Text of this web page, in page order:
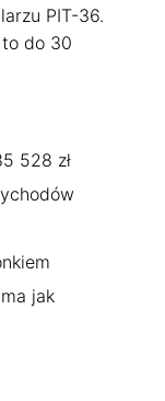
PIT-36.
to do 30
528 zł
jak